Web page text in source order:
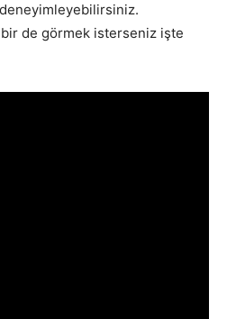
de görmek isterseniz işte